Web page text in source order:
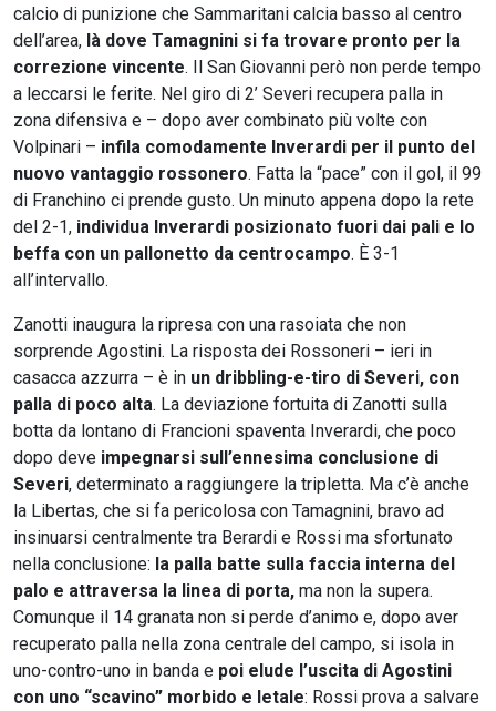
calcio di punizione che Sammaritani calcia basso al centro
dell’area, là dove Tamagnini si fa trovare pronto per la
correzione vincente. Il San Giovanni però non perde tempo
a leccarsi le ferite. Nel giro di 2’ Severi recupera palla in
zona difensiva e – dopo aver combinato più volte con
Volpinari – infila comodamente Inverardi per il punto del
nuovo vantaggio rossonero. Fatta la “pace” con il gol, il 99
di Franchino ci prende gusto. Un minuto appena dopo la rete
del 2-1, individua Inverardi posizionato fuori dai pali e lo
beffa con un pallonetto da centrocampo. È 3-1
all’intervallo.
Zanotti inaugura la ripresa con una rasoiata che non
sorprende Agostini. La risposta dei Rossoneri – ieri in
casacca azzurra – è in un dribbling-e-tiro di Severi, con
palla di poco alta. La deviazione fortuita di Zanotti sulla
botta da lontano di Francioni spaventa Inverardi, che poco
dopo deve impegnarsi sull’ennesima conclusione di
Severi, determinato a raggiungere la tripletta. Ma c’è anche
la Libertas, che si fa pericolosa con Tamagnini, bravo ad
insinuarsi centralmente tra Berardi e Rossi ma sfortunato
nella conclusione: la palla batte sulla faccia interna del
palo e attraversa la linea di porta, ma non la supera.
Comunque il 14 granata non si perde d’animo e, dopo aver
recuperato palla nella zona centrale del campo, si isola in
uno-contro-uno in banda e poi elude l’uscita di Agostini
con uno “scavino” morbido e letale: Rossi prova a salvare